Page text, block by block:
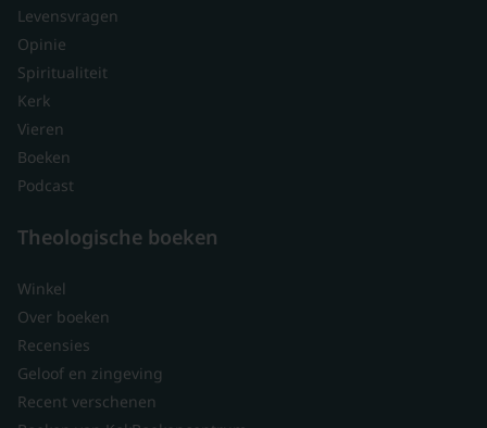
Levensvragen
Opinie
Spiritualiteit
Kerk
Vieren
Boeken
Podcast
Theologische boeken
Winkel
Over boeken
Recensies
Geloof en zingeving
Recent verschenen